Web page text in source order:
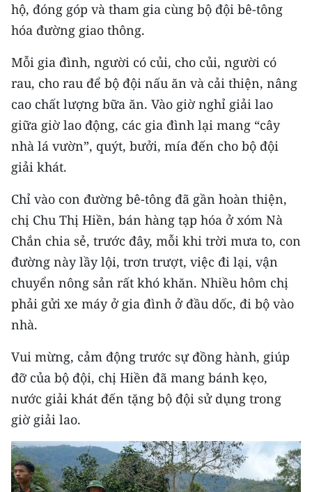
hộ, đóng góp và tham gia cùng bộ đội bê-tông
hóa đường giao thông.
Mỗi gia đình, người có củi, cho củi, người có
rau, cho rau để bộ đội nấu ăn và cải thiện, nâng
cao chất lượng bữa ăn. Vào giờ nghỉ giải lao
giữa giờ lao động, các gia đình lại mang “cây
nhà lá vườn”, quýt, bưởi, mía đến cho bộ đội
giải khát.
Chỉ vào con đường bê-tông đã gần hoàn thiện,
chị Chu Thị Hiền, bán hàng tạp hóa ở xóm Nà
Chắn chia sẻ, trước đây, mỗi khi trời mưa to, con
đường này lầy lội, trơn trượt, việc đi lại, vận
chuyển nông sản rất khó khăn. Nhiều hôm chị
phải gửi xe máy ở gia đình ở đầu dốc, đi bộ vào
nhà.
Vui mừng, cảm động trước sự đồng hành, giúp
đỡ của bộ đội, chị Hiền đã mang bánh kẹo,
nước giải khát đến tặng bộ đội sử dụng trong
giờ giải lao.